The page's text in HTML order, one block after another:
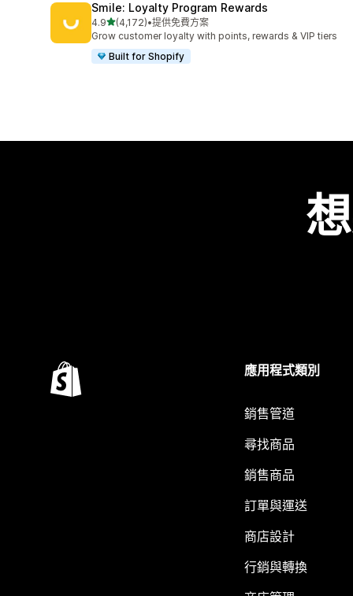
Smile: Loyalty Program Rewards
4.9滿分 5 顆星
(4,172)
共有 4172 則評價
•提供免費方案
Grow customer loyalty with points, rewards & VIP tiers
Built for Shopify
應用程式類別
銷售管道
尋找商品
銷售商品
訂單與運送
商店設計
行銷與轉換